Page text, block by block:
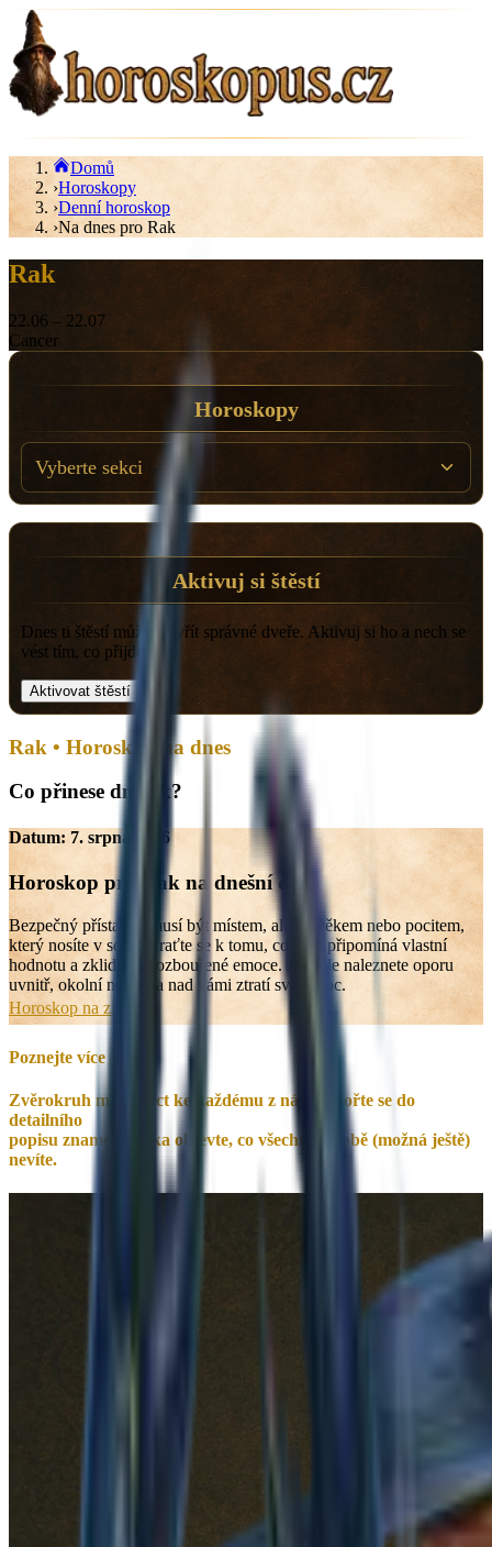
Domů
›Horoskopy
›Denní horoskop
›Na dnes pro Rak
Rak
22.06 – 22.07
Cancer
Horoskopy
Vyberte sekci
Aktivuj si štěstí
Dnes ti štěstí může otevřít správné dveře. Aktivuj si ho a nech se
vést tím, co přijde.
Aktivovat štěstí
Rak • Horoskop na dnes
Co přinese dnešek?
Datum: 7. srpna 2026
Horoskop pro Rak na dnešní den
Bezpečný přístav nemusí být místem, ale člověkem nebo pocitem,
který nosíte v sobě. Vraťte se k tomu, co vám připomíná vlastní
hodnotu a zklidňuje rozbouřené emoce. Jakmile naleznete oporu
uvnitř, okolní nejistota nad vámi ztratí svou moc.
Horoskop na zítra
Poznejte více
Zvěrokruh má co říct ke každému z nás. Ponořte se do
detailního
popisu znamení
Raka objevte, co všechno o sobě (možná ještě)
nevíte.